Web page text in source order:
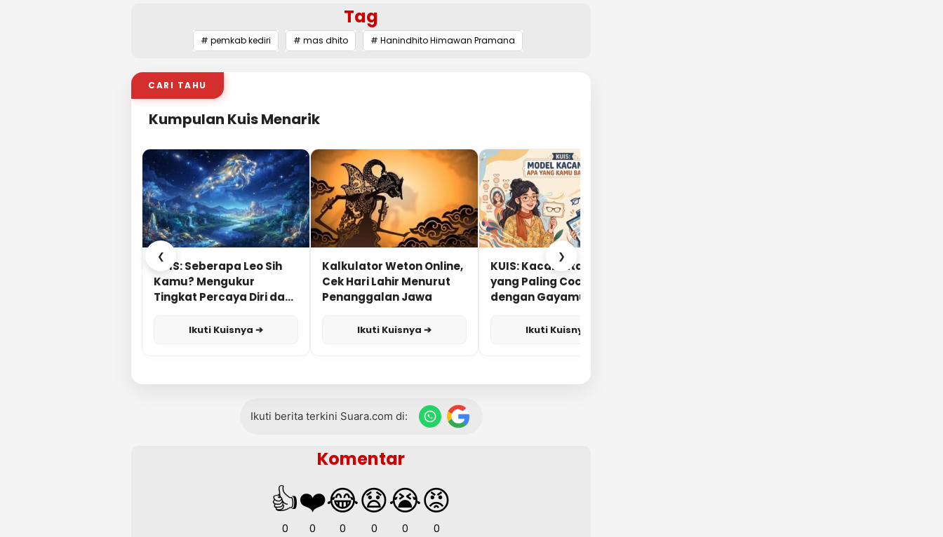
Tag
# pemkab kediri # mas dhito # Hanindhito Himawan Pramana
CARI TAHU
Kumpulan Kuis Menarik
❮
KUIS: Seberapa Leo Sih
Kamu? Mengukur
Tingkat Percaya Diri dan
Ikuti Kuisnya ➔
Kalkulator Weton Online,
Cek Hari Lahir Menurut
Penanggalan Jawa
Ikuti Kuisnya ➔
KUIS: Kacamata Apa
yang Paling Cocok
dengan Gayamu?
Ikuti Kuisnya ➔
❯
Ikuti berita terkini Suara.com di:
Komentar
👍
0
❤️
0
😂
0
😧
0
😭
0
😡
0